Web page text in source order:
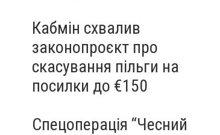
Кабмін схвалив
законопроєкт про
скасування пільги на
посилки до €150
Спецоперація “Чесний